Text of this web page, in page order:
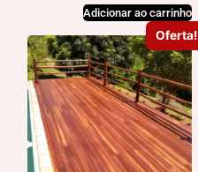
Adicionar ao carrinho
Oferta!